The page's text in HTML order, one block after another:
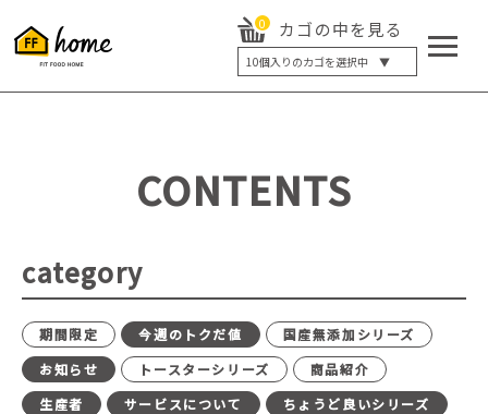
0 カゴの中を見る
10個入りのカゴを選択中 ▼
5個入り
20個入り
最大12%OFF
CONTENTS
category
期間限定 今週のトクだ値
国産無添加シリーズ
お知らせ
トースターシリーズ
商品紹介
生産者
サービスについて
ちょうど良いシリーズ